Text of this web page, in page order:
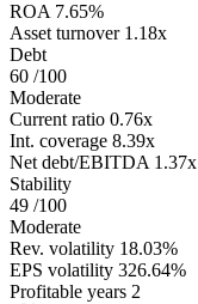
ROA 7.65%
Asset turnover 1.18x
Debt
60 /100
Moderate
Current ratio 0.76x
Int. coverage 8.39x
Net debt/EBITDA 1.37x
Stability
49 /100
Moderate
Rev. volatility 18.03%
EPS volatility 326.64%
Profitable years 2